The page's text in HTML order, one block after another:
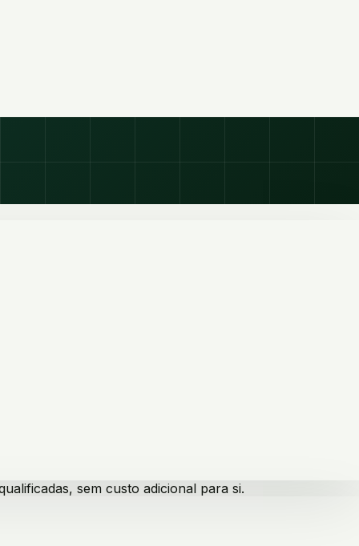
sem custo adicional para si.